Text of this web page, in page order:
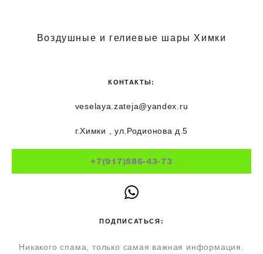
Воздушные и гелиевые шары Химки
КОНТАКТЫ:
veselaya.zateja@yandex.ru
г.Химки , ул.Родионова д.5
+7(917)586-43-73
ПОДПИСАТЬСЯ:
Никакого спама, только самая важная информация.